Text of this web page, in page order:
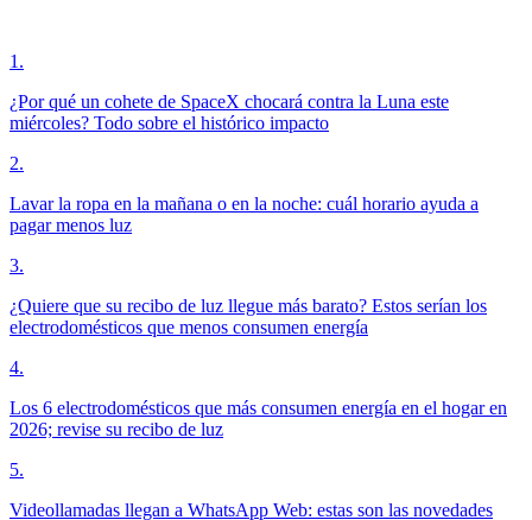
1 .
¿Por qué un cohete de SpaceX chocará contra la Luna este
miércoles? Todo sobre el histórico impacto
2.
Lavar la ropa en la mañana o en la noche: cuál horario ayuda a
pagar menos luz
3.
¿Quiere que su recibo de luz llegue más barato? Estos serían los
electrodomésticos que menos consumen energía
4.
Los 6 electrodomésticos que más consumen energía en el hogar en
2026; revise su recibo de luz
5.
Videollamadas llegan a WhatsApp Web: estas son las novedades